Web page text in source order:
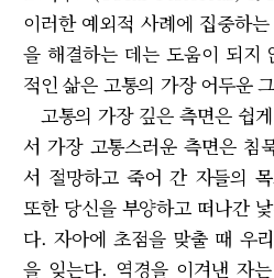
이러한 예외적 사례에 집중하
을 해결하는 데는 도움이 되지
적인 삶은 고통의 가장 어두운
고통의 가장 깊은 측면은 쉽
서 가장 고통스러운 측면은 침
서 절망하고 죽어 간 자들의
또한 당신을 부양하고 떠나간
다. 자아에 초점을 맞출 때 우
을 잊는다. 역경을 이겨낸 자